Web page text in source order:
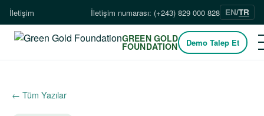
İletişim İletişim numarası: (+243) 829 000 828 EN/TR
GREEN GOLD
FOUNDATION Demo Talep Et
← Tüm Yazılar